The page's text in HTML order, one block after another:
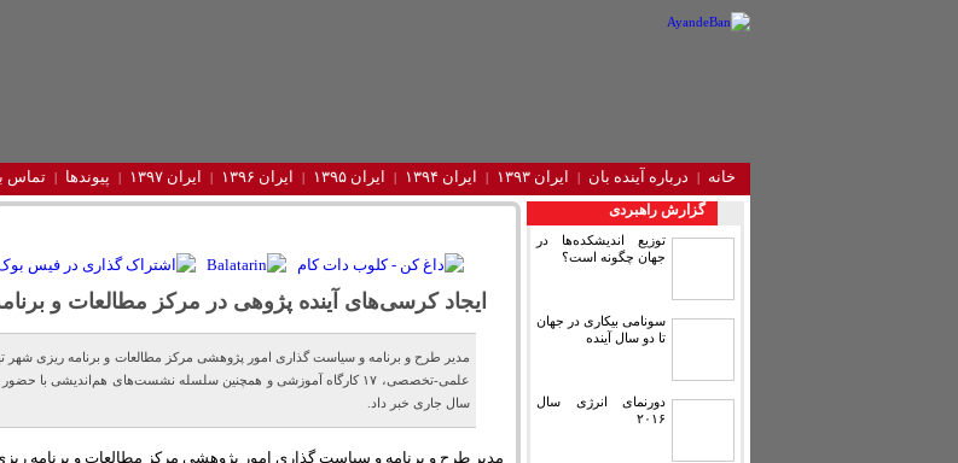
خانه درباره آینده‌ بان ایران ۱۳۹۳ ایران ۱۳۹۴ ایران ۱۳۹۵ ایران ۱۳۹۶ ایران ۱۳۹۷ پیوندها تماس
گزارش راهبردی
توزیع اندیشکده‌ها در
جهان چگونه است؟
سونامی بیکاری در جهان
تا دو سال آینده
دورنمای انرژی سال
۲۰۱۶
ایجاد کرسی‌های آینده پژوهی در مرکز مطالعات و
علمی-تخصصی، ۱۷ کارگاه آموزشی و همچنین سلسله نشست‌های هم‌اندیشی با
سال جاری خبر داد.